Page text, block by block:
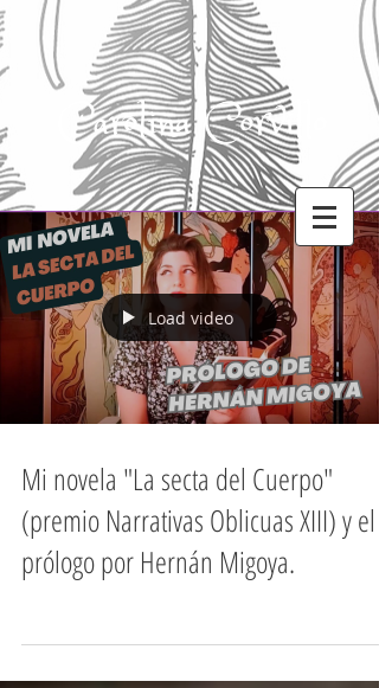
Carolina Corvillo
Load video
Mi novela "La secta del Cuerpo"
(premio Narrativas Oblicuas XIII) y el
prólogo por Hernán Migoya.